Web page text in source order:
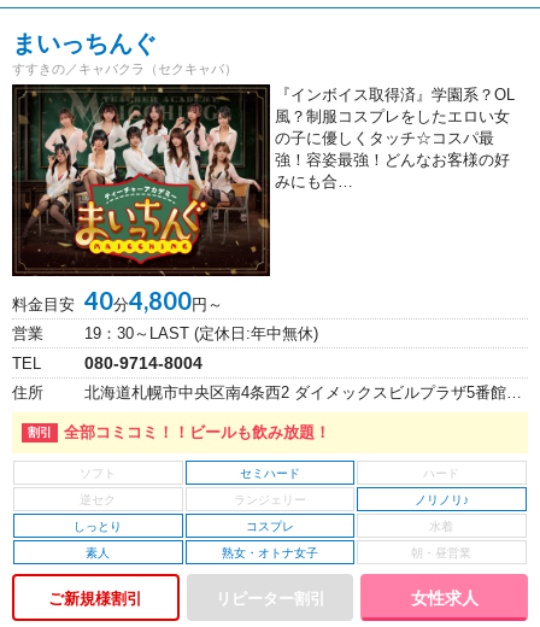
まいっちんぐ
すすきの／キャバクラ（セクキャバ）
『インボイス取得済』学園系？OL
風？制服コスプレをしたエロい女
の子に優しくタッチ☆コスパ最
強！容姿最強！どんなお客様の好
みにも合…
料金目安 40分4,800円～
営業
19：30～LAST (定休日:年中無休)
TEL
080-9714-8004
住所
全部コミコミ！！ビールも飲み放題！
セミハード
ノリノリ♪
しっとり
コスプレ
素人
熟女・オトナ女子
ご新規様割引 女性求人